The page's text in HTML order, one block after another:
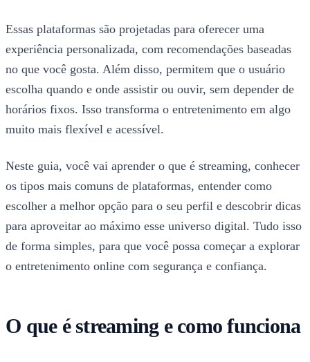
Essas plataformas são projetadas para oferecer uma
experiência personalizada, com recomendações baseadas
no que você gosta. Além disso, permitem que o usuário
escolha quando e onde assistir ou ouvir, sem depender de
horários fixos. Isso transforma o entretenimento em algo
muito mais flexível e acessível.
Neste guia, você vai aprender o que é streaming, conhecer
os tipos mais comuns de plataformas, entender como
escolher a melhor opção para o seu perfil e descobrir dicas
para aproveitar ao máximo esse universo digital. Tudo isso
de forma simples, para que você possa começar a explorar
o entretenimento online com segurança e confiança.
O que é streaming e como funciona